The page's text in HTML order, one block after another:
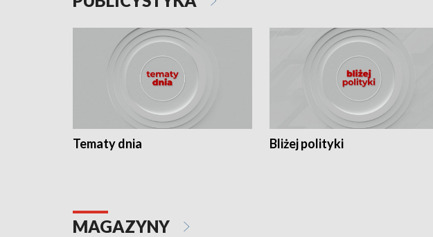
Tematy dnia Bliżej polityki
MAGAZYNY